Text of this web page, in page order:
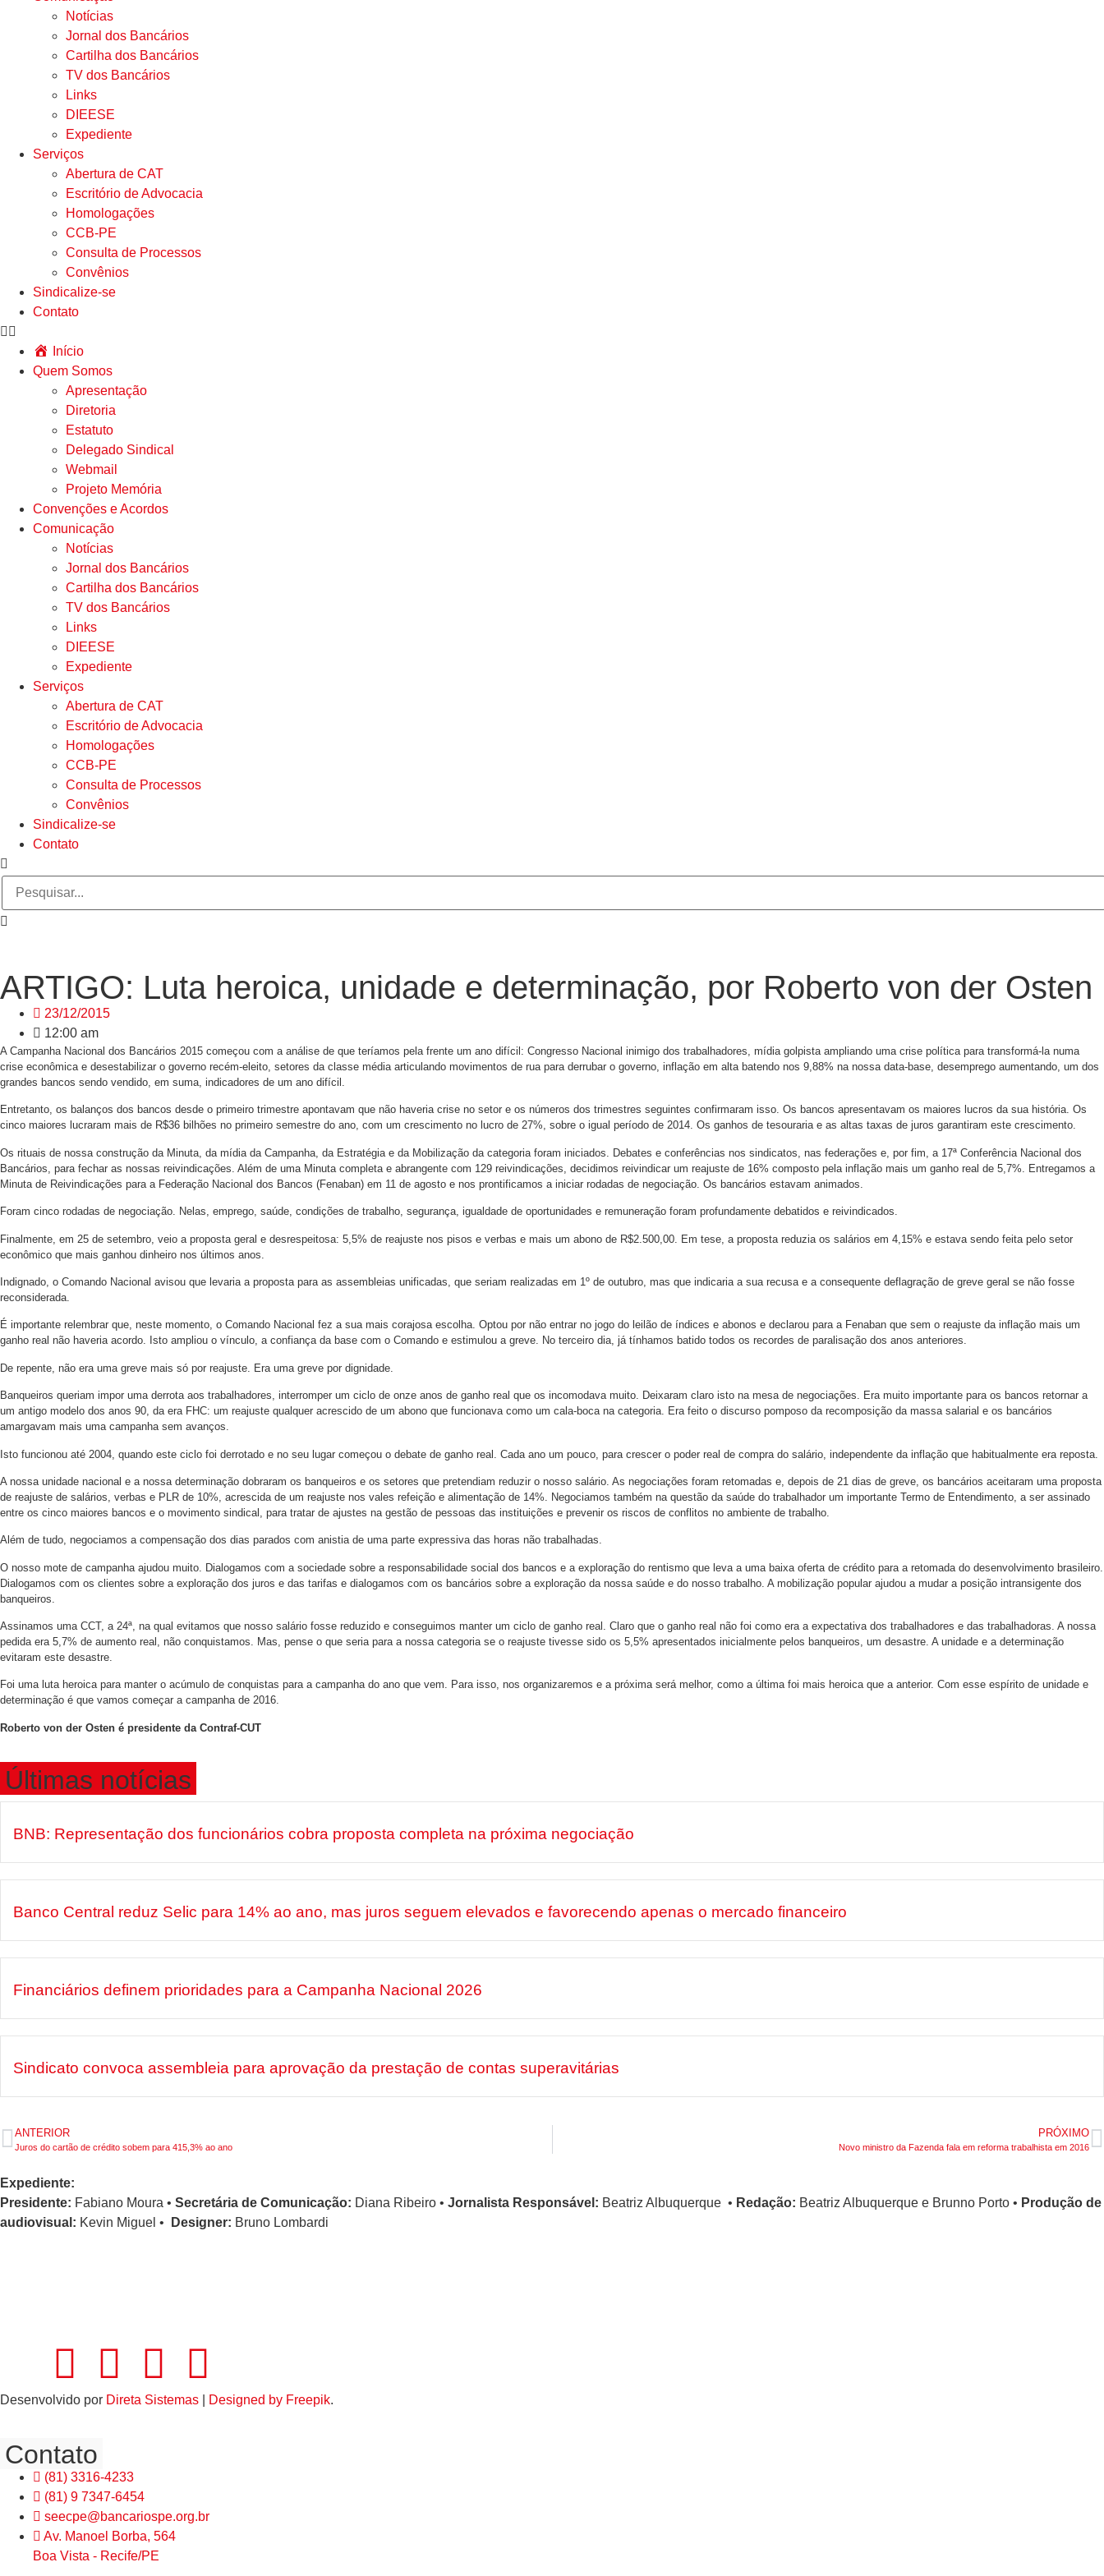
Notícias
Jornal dos Bancários
Cartilha dos Bancários
TV dos Bancários
Links
DIEESE
Expediente
Serviços
Abertura de CAT
Escritório de Advocacia
Homologações
CCB-PE
Consulta de Processos
Convênios
Sindicalize-se
Contato
Início
Quem Somos
Apresentação
Diretoria
Estatuto
Delegado Sindical
Webmail
Projeto Memória
Convenções e Acordos
Comunicação
Notícias
Jornal dos Bancários
Cartilha dos Bancários
TV dos Bancários
Links
DIEESE
Expediente
Serviços
Abertura de CAT
Escritório de Advocacia
Homologações
CCB-PE
Consulta de Processos
Convênios
Sindicalize-se
Contato
ARTIGO: Luta heroica, unidade e determinação, por Roberto von der Osten
23/12/2015
12:00 am
A Campanha Nacional dos Bancários 2015 começou com a análise de que teríamos pela frente um ano difícil: Congresso Nacional inimigo dos trabalhadores, mídia golpista ampliando uma crise política para transformá-la numa
crise econômica e desestabilizar o governo recém-eleito, setores da classe média articulando movimentos de rua para derrubar o governo, inflação em alta batendo nos 9,88% na nossa data-base, desemprego aumentando, um dos
grandes bancos sendo vendido, em suma, indicadores de um ano difícil.
Entretanto, os balanços dos bancos desde o primeiro trimestre apontavam que não haveria crise no setor e os números dos trimestres seguintes confirmaram isso. Os bancos apresentavam os maiores lucros da sua história. Os
cinco maiores lucraram mais de R$36 bilhões no primeiro semestre do ano, com um crescimento no lucro de 27%, sobre o igual período de 2014. Os ganhos de tesouraria e as altas taxas de juros garantiram este crescimento.
Os rituais de nossa construção da Minuta, da mídia da Campanha, da Estratégia e da Mobilização da categoria foram iniciados. Debates e conferências nos sindicatos, nas federações e, por fim, a 17ª Conferência Nacional dos
Bancários, para fechar as nossas reivindicações. Além de uma Minuta completa e abrangente com 129 reivindicações, decidimos reivindicar um reajuste de 16% composto pela inflação mais um ganho real de 5,7%. Entregamos a
Minuta de Reivindicações para a Federação Nacional dos Bancos (Fenaban) em 11 de agosto e nos prontificamos a iniciar rodadas de negociação. Os bancários estavam animados.
Foram cinco rodadas de negociação. Nelas, emprego, saúde, condições de trabalho, segurança, igualdade de oportunidades e remuneração foram profundamente debatidos e reivindicados.
Finalmente, em 25 de setembro, veio a proposta geral e desrespeitosa: 5,5% de reajuste nos pisos e verbas e mais um abono de R$2.500,00. Em tese, a proposta reduzia os salários em 4,15% e estava sendo feita pelo setor
econômico que mais ganhou dinheiro nos últimos anos.
Indignado, o Comando Nacional avisou que levaria a proposta para as assembleias unificadas, que seriam realizadas em 1º de outubro, mas que indicaria a sua recusa e a consequente deflagração de greve geral se não fosse
reconsiderada.
É importante relembrar que, neste momento, o Comando Nacional fez a sua mais corajosa escolha. Optou por não entrar no jogo do leilão de índices e abonos e declarou para a Fenaban que sem o reajuste da inflação mais um
ganho real não haveria acordo. Isto ampliou o vínculo, a confiança da base com o Comando e estimulou a greve. No terceiro dia, já tínhamos batido todos os recordes de paralisação dos anos anteriores.
De repente, não era uma greve mais só por reajuste. Era uma greve por dignidade.
Banqueiros queriam impor uma derrota aos trabalhadores, interromper um ciclo de onze anos de ganho real que os incomodava muito. Deixaram claro isto na mesa de negociações. Era muito importante para os bancos retornar a
um antigo modelo dos anos 90, da era FHC: um reajuste qualquer acrescido de um abono que funcionava como um cala-boca na categoria. Era feito o discurso pomposo da recomposição da massa salarial e os bancários
amargavam mais uma campanha sem avanços.
Isto funcionou até 2004, quando este ciclo foi derrotado e no seu lugar começou o debate de ganho real. Cada ano um pouco, para crescer o poder real de compra do salário, independente da inflação que habitualmente era reposta.
A nossa unidade nacional e a nossa determinação dobraram os banqueiros e os setores que pretendiam reduzir o nosso salário. As negociações foram retomadas e, depois de 21 dias de greve, os bancários aceitaram uma proposta
de reajuste de salários, verbas e PLR de 10%, acrescida de um reajuste nos vales refeição e alimentação de 14%. Negociamos também na questão da saúde do trabalhador um importante Termo de Entendimento, a ser assinado
entre os cinco maiores bancos e o movimento sindical, para tratar de ajustes na gestão de pessoas das instituições e prevenir os riscos de conflitos no ambiente de trabalho.
Além de tudo, negociamos a compensação dos dias parados com anistia de uma parte expressiva das horas não trabalhadas.
O nosso mote de campanha ajudou muito. Dialogamos com a sociedade sobre a responsabilidade social dos bancos e a exploração do rentismo que leva a uma baixa oferta de crédito para a retomada do desenvolvimento brasileiro.
Dialogamos com os clientes sobre a exploração dos juros e das tarifas e dialogamos com os bancários sobre a exploração da nossa saúde e do nosso trabalho. A mobilização popular ajudou a mudar a posição intransigente dos
banqueiros.
Assinamos uma CCT, a 24ª, na qual evitamos que nosso salário fosse reduzido e conseguimos manter um ciclo de ganho real. Claro que o ganho real não foi como era a expectativa dos trabalhadores e das trabalhadoras. A nossa
pedida era 5,7% de aumento real, não conquistamos. Mas, pense o que seria para a nossa categoria se o reajuste tivesse sido os 5,5% apresentados inicialmente pelos banqueiros, um desastre. A unidade e a determinação
evitaram este desastre.
Foi uma luta heroica para manter o acúmulo de conquistas para a campanha do ano que vem. Para isso, nos organizaremos e a próxima será melhor, como a última foi mais heroica que a anterior. Com esse espírito de unidade e
determinação é que vamos começar a campanha de 2016.
Roberto von der Osten é presidente da Contraf-CUT
Últimas notícias
BNB: Representação dos funcionários cobra proposta completa na próxima negociação
Banco Central reduz Selic para 14% ao ano, mas juros seguem elevados e favorecendo apenas o mercado financeiro
Financiários definem prioridades para a Campanha Nacional 2026
Sindicato convoca assembleia para aprovação da prestação de contas superavitárias
ANTERIOR
Juros do cartão de crédito sobem para 415,3% ao ano
PRÓXIMO
Novo ministro da Fazenda fala em reforma trabalhista em 2016
Expediente:
Presidente: Fabiano Moura • Secretária de Comunicação: Diana Ribeiro • Jornalista Responsável: Beatriz Albuquerque • Redação: Beatriz Albuquerque e Brunno Porto • Produção de
audiovisual: Kevin Miguel • Designer: Bruno Lombardi
Desenvolvido por Direta Sistemas Designed by Freepik.
Contato
(81) 3316-4233
(81) 9 7347-6454
seecpe@bancariospe.org.br
Av. Manoel Borba, 564
Boa Vista - Recife/PE